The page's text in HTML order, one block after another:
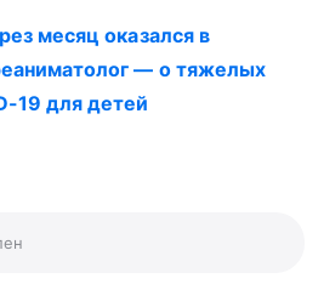
месяц оказался в
— о тяжелых
19 для детей